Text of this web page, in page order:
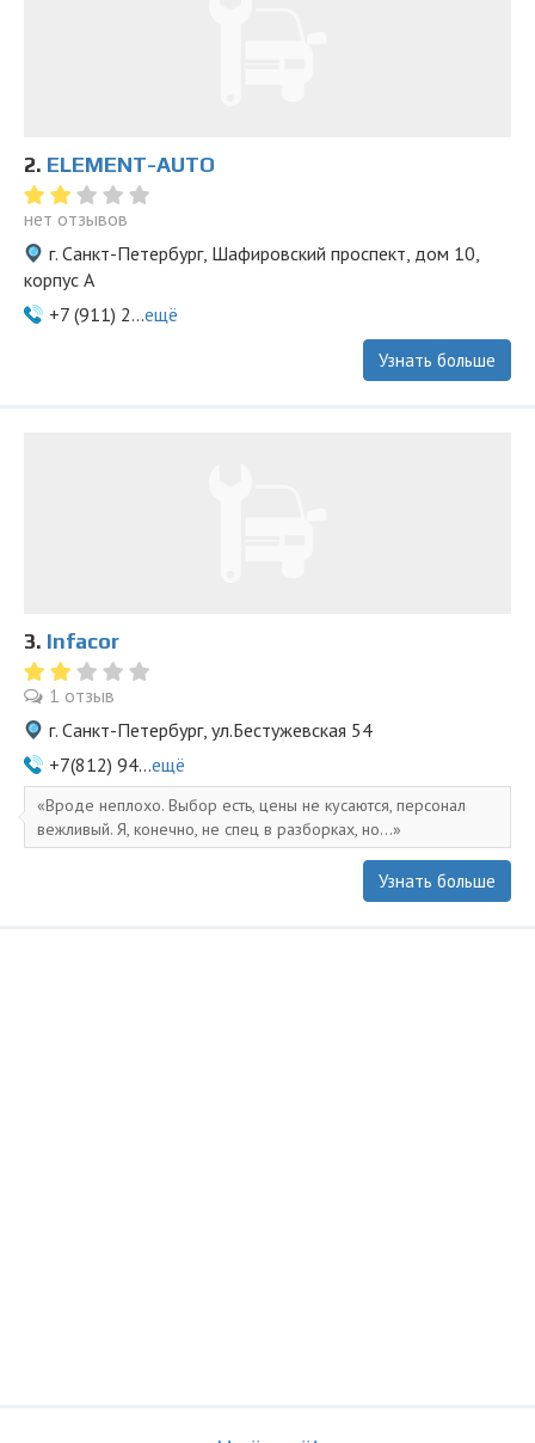
2. ELEMENT-AUTO
нет отзывов
г. Санкт-Петербург, Шафировский проспект, дом 10,
корпус А
+7 (911) 2...ещё
Узнать больше
3. Infacor
1 отзыв
г. Санкт-Петербург, ул.Бестужевская 54
+7(812) 94...ещё
Вроде неплохо. Выбор есть, цены не кусаются, персонал
вежливый. Я, конечно, не спец в разборках, но...
Узнать больше